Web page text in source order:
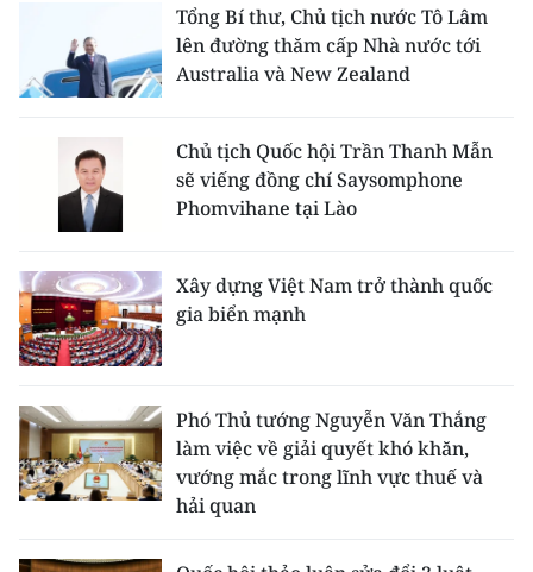
Tổng Bí thư, Chủ tịch nước Tô Lâm
lên đường thăm cấp Nhà nước tới
Australia và New Zealand
Chủ tịch Quốc hội Trần Thanh Mẫn
sẽ viếng đồng chí Saysomphone
Phomvihane tại Lào
Xây dựng Việt Nam trở thành quốc
gia biển mạnh
Phó Thủ tướng Nguyễn Văn Thắng
làm việc về giải quyết khó khăn,
vướng mắc trong lĩnh vực thuế và
hải quan